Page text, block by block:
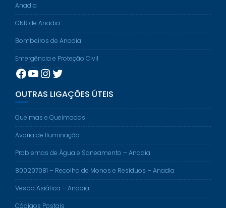
Anadia
GNR de Anadia
Bombeiros de Anadia
Emergência e Proteção Civil
Facebook
YouTube
Instagram
Twitter
OUTRAS LIGAÇÕES ÚTEIS
Queimas e Queimadas
Avaria de Iluminação
Problemas de Água e Saneamento – Anadia
800207081 – Recolha de Monos e Resíduos – Anadia
Vespa Asiática – Anadia
Códigos Postais